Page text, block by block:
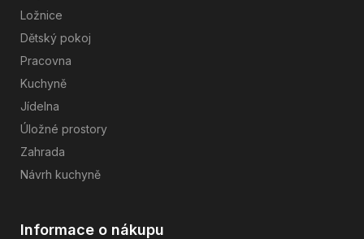
Ložnice
Dětský pokoj
Pracovna
Kuchyně
Jídelna
Úložné prostory
Zahrada
Návrh kuchyně
Informace o nákupu